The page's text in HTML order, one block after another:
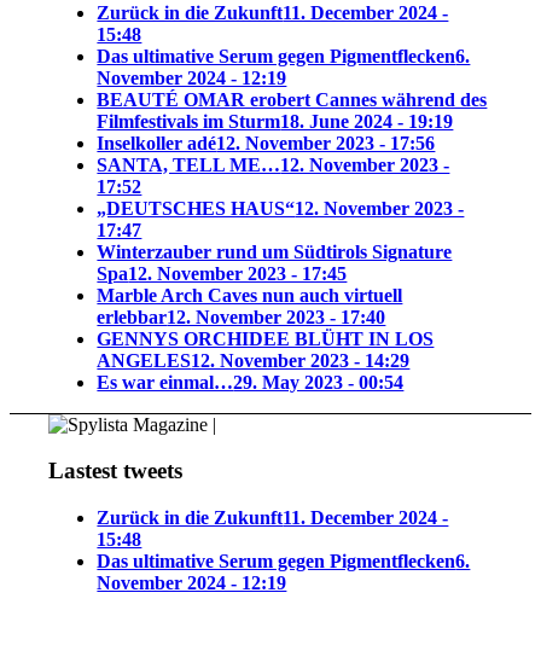
Zurück in die Zukunft11. December 2024 -
15:48
Das ultimative Serum gegen Pigmentflecken6.
November 2024 - 12:19
BEAUTÉ OMAR erobert Cannes während des
Filmfestivals im Sturm18. June 2024 - 19:19
Inselkoller adé12. November 2023 - 17:56
SANTA, TELL ME…12. November 2023 -
17:52
„DEUTSCHES HAUS“12. November 2023 -
17:47
Winterzauber rund um Südtirols Signature
Spa12. November 2023 - 17:45
Marble Arch Caves nun auch virtuell
erlebbar12. November 2023 - 17:40
GENNYS ORCHIDEE BLÜHT IN LOS
ANGELES12. November 2023 - 14:29
Es war einmal…29. May 2023 - 00:54
Lastest tweets
Zurück in die Zukunft11. December 2024 -
15:48
Das ultimative Serum gegen Pigmentflecken6.
November 2024 - 12:19